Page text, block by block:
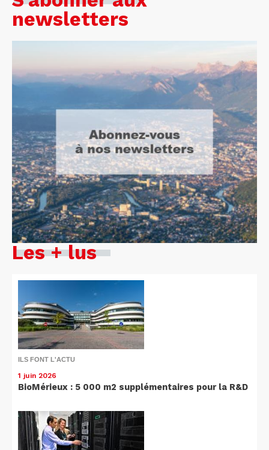
newsletters
Les + lus
ILS FONT L'ACTU
1 juin 2026
BioMérieux : 5 000 m2 supplémentaires pour la R&D